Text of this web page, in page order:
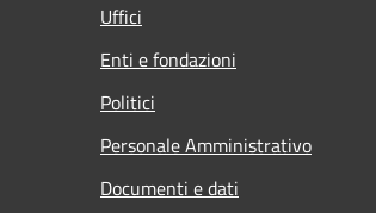
Uffici
Enti e fondazioni
Politici
Personale Amministrativo
Documenti e dati